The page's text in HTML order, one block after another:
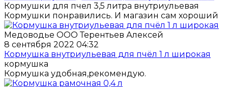
Кормушки для пчел 3,5 литра внутриульевая
Кормушки понравились. И магазин сам хороший
Медоводье ООО Терентьев Алексей
8 сентября 2022 04:32
Кормушка внутриульевая для пчёл 1 л широкая
кормушка
Кормушка удобная,рекомендую.